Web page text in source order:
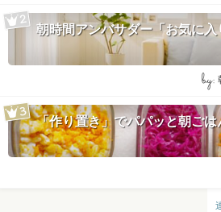
朝時間アンバサダー「お気に入
by:
「作り置き」でパパッと朝ごは